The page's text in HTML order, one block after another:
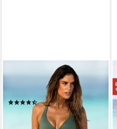
Highwaist-Bikini-Hose Perfect
gekreutzte Bänder
(283)
34,99 €
lieferbar - in 1-2 Werktagen bei dir